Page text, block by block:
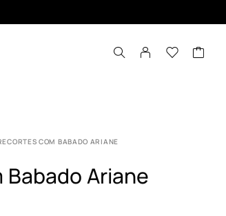
COM BABADO ARIANE
Ariane